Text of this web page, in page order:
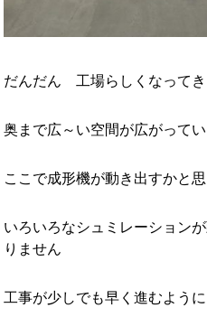
だんだん 工場らしくなってき
奥まで広～い空間が広がって
ここで成形機が動き出すかと
いろいろなシュミレーション
りません
工事が少しでも早く進むように